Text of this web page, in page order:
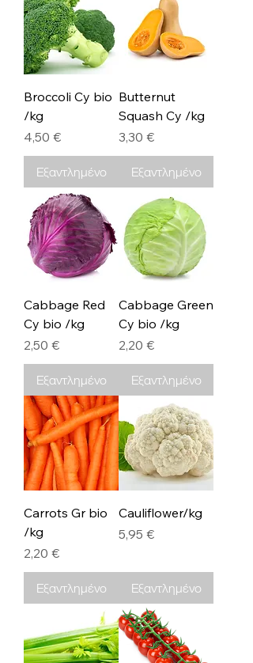
Broccoli Cy bio
/kg
Τιμή
4,50 €
Εξαντλημένο
Butternut
Squash Cy /kg
Τιμή
3,30 €
Εξαντλημένο
Cabbage Red
Cy bio /kg
Τιμή
2,50 €
Εξαντλημένο
Cabbage Green
Cy bio /kg
Τιμή
2,20 €
Εξαντλημένο
Carrots Gr bio
/kg
Τιμή
2,20 €
Εξαντλημένο
Cauliflower/kg
Τιμή
5,95 €
Εξαντλημένο